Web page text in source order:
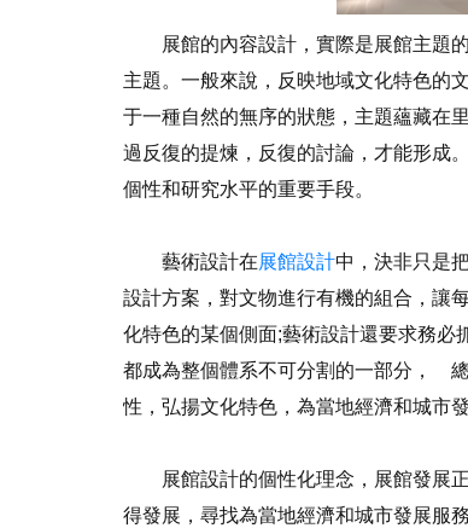
展館的內容設計，實際是展館主題的
主題。一般來說，反映地域文化特色的
于一種自然的無序的狀態，主題蘊藏在
過反復的提煉，反復的討論，才能形成
個性和研究水平的重要手段。
藝術設計在展館設計中，決非只是
設計方案，對文物進行有機的組合，讓
化特色的某個側面;藝術設計還要求務必
都成為整個體系不可分割的一部分，
性，弘揚文化特色，為當地經濟和城市
展館設計的個性化理念，展館發展正
得發展，尋找為當地經濟和城市發展服